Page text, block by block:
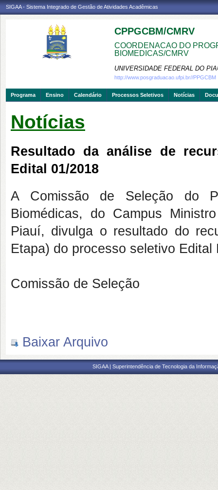
SIGAA - Sistema Integrado de Gestão de Atividades Acadêmicas
CPPGCBM/CMRV
COORDENACAO DO
BIOMEDICAS/CMRV
UNIVERSIDADE FEDERAL DO
http://www.posgraduacao.ufpi.br//PPGCBM
Programa Ensino Calendário Processos Seletivos Notícias
Notícias
Resultado da análise de
Edital 01/2018
A Comissão de Seleção do
Biomédicas, do Campus
Piauí, divulga o resultado do
Etapa) do processo seletivo Edital
Comissão de Seleção
Baixar Arquivo
SIGAA | Superintendência de Tecnologia da